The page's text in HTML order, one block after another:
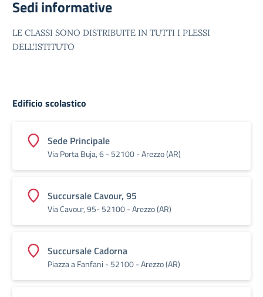
Sedi informative
LE CLASSI SONO DISTRIBUITE IN TUTTI I PLESSI
DELL'ISTITUTO
Edificio scolastico
Sede Principale
Via Porta Buja, 6 - 52100 - Arezzo (AR)
Succursale Cavour, 95
Via Cavour, 95- 52100 - Arezzo (AR)
Succursale Cadorna
Piazza a Fanfani - 52100 - Arezzo (AR)